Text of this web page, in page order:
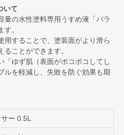
いて
量の水性塗料専用うすめ液「バラ
。
用することで、塗装面がより滑ら
ことができます。
「ゆず肌（表面がボコボコしてし
ルを軽減し、失敗を防ぐ効果も期
ー 0.5L